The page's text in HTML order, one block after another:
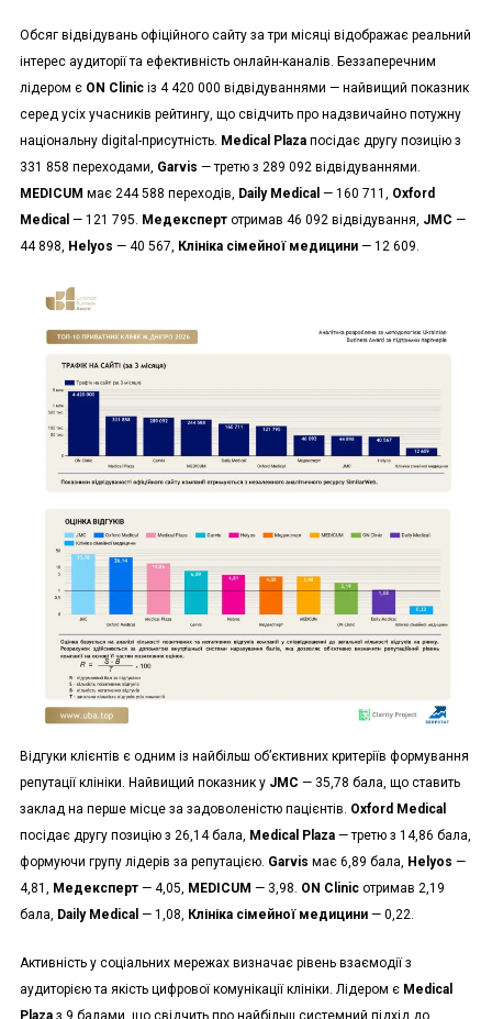
Обсяг відвідувань офіційного сайту за три місяці відображає реальний
інтерес аудиторії та ефективність онлайн-каналів. Беззаперечним
лідером є ON Clinicіз 4 420 000 відвідуваннями — найвищий показник
серед усіх учасників рейтингу, що свідчить про надзвичайно потужну
національну digital-присутність. Medical Plazaпосідає другу позицію з
331 858 переходами, Garvis — третю з 289 092 відвідуваннями.
MEDICUM має 244 588 переходів, Daily Medical — 160 711, Oxford
Medical — 121 795. Медекспертотримав 46 092 відвідування, JMC —
44 898, Helyos — 40 567, Клініка сімейної медицини— 12 609.
Відгуки клієнтів є одним із найбільш об’єктивних критеріїв формування
репутації клініки. Найвищий показник у JMC — 35,78 бала, що ставить
заклад на перше місце за задоволеністю пацієнтів. Oxford Medical
посідає другу позицію з 26,14 бала, Medical Plaza— третю з 14,86 бала,
формуючи групу лідерів за репутацією. Garvis має 6,89 бала, Helyos —
4,81, Медексперт— 4,05, MEDICUM — 3,98. ON Clinic отримав 2,19
бала, Daily Medical — 1,08, Клініка сімейної медицини— 0,22.
Активність у соціальних мережах визначає рівень взаємодії з
аудиторією та якість цифрової комунікації клініки. Лідером є Medical
Plazaз 9 балами, що свідчить про найбільш системний підхід до